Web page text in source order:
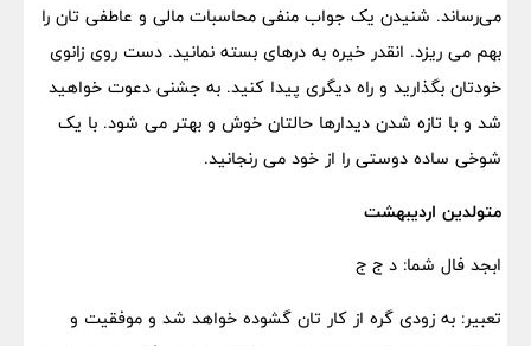
می‌رساند. شنیدن یک جواب منفی محاسبات مالی و عاطفی تان را
بهم می ریزد. انقدر خیره به درهای بسته نمانید. دست روی زانوی
خودتان بگذارید و راه دیگری پیدا کنید. به جشنی دعوت خواهید
شد و با تازه شدن دیدارها حالتان خوش و بهتر می شود. با یک
شوخی ساده دوستی را از خود می رنجانید.
متولدین اردیبهشت
ابجد فال شما: د ج ج
تعبیر: به زودی گره از کار تان گشوده خواهد شد و موفقیت و